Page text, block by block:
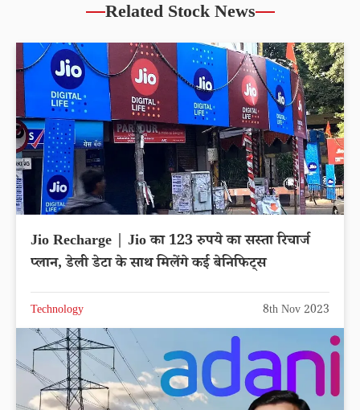
Related Stock News
Jio Recharge | Jio का 123 रुपये का सस्ता रिचार्ज
प्लान, डेली डेटा के साथ मिलेंगे कई बेनिफिट्स
Technology 8th Nov 2023